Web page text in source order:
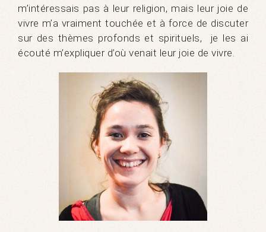
m’intéressais pas à leur religion, mais leur joie de
vivre m’a vraiment touchée et à force de discuter
sur des thèmes profonds et spirituels, je les ai
écouté m’expliquer d’où venait leur joie de vivre.